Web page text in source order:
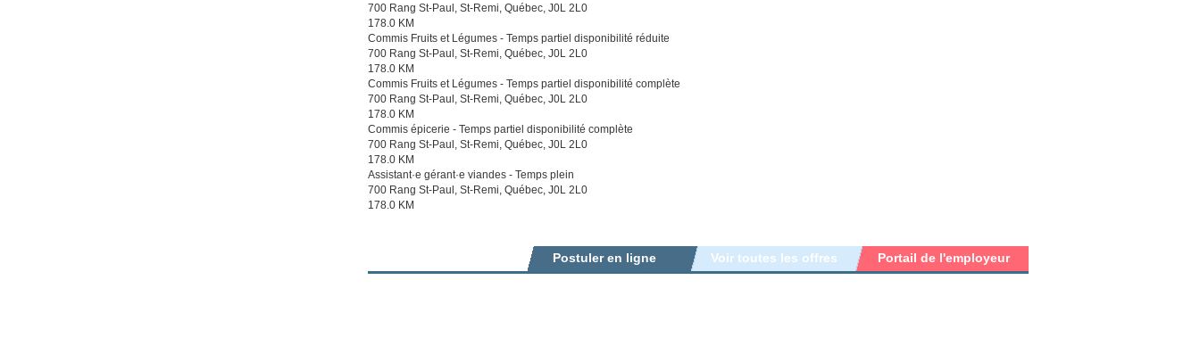
700 Rang St-Paul, St-Remi, Québec, J0L 2L0
178.0 KM
Commis Fruits et Légumes - Temps partiel disponibilité réduite
700 Rang St-Paul, St-Remi, Québec, J0L 2L0
178.0 KM
Commis Fruits et Légumes - Temps partiel disponibilité complète
700 Rang St-Paul, St-Remi, Québec, J0L 2L0
178.0 KM
Commis épicerie - Temps partiel disponibilité complète
700 Rang St-Paul, St-Remi, Québec, J0L 2L0
178.0 KM
Assistant·e gérant·e viandes - Temps plein
700 Rang St-Paul, St-Remi, Québec, J0L 2L0
178.0 KM
Portail de l'employeur
Voir toutes les offres
Postuler en ligne